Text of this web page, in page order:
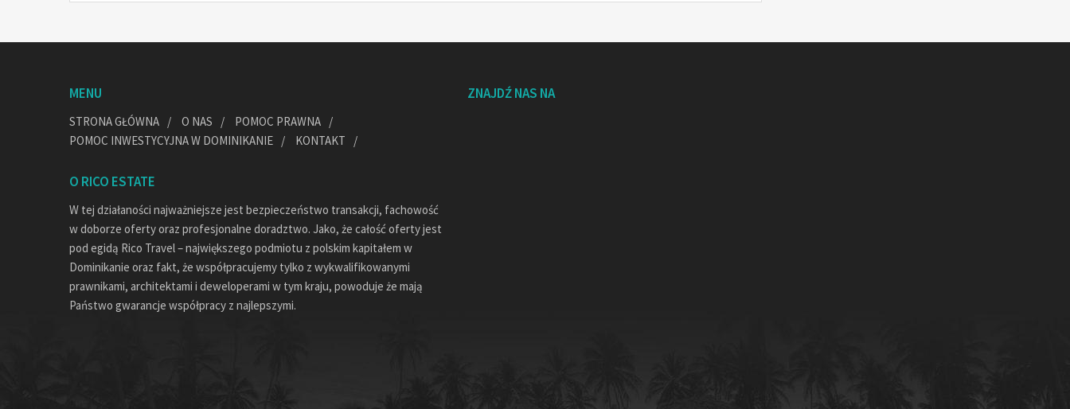
MENU
STRONA GŁÓWNA O NAS
POMOC PRAWNA
POMOC INWESTYCYJNA W DOMINIKANIE
KONTAKT
O RICO ESTATE
W tej działaności najważniejsze jest bezpieczeństwo transakcji, fachowość
w doborze oferty oraz profesjonalne doradztwo. Jako, że całość oferty jest
pod egidą Rico Travel – największego podmiotu z polskim kapitałem w
Dominikanie oraz fakt, że współpracujemy tylko z wykwalifikowanymi
prawnikami, architektami i deweloperami w tym kraju, powoduje że mają
Państwo gwarancje współpracy z najlepszymi.
ZNAJDŹ NAS NA